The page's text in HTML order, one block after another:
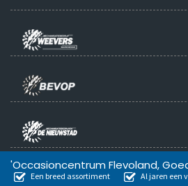
'Occasioncentrum Flevoland,
Een breed assortiment Al jaren een